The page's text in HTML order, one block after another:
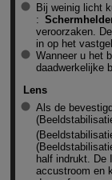
Bij weinig licht
:
veroorzaken.
in op het
Wanneer u het
daadwerkelijke
Lens
Als de
half indrukt. De
accustroom en